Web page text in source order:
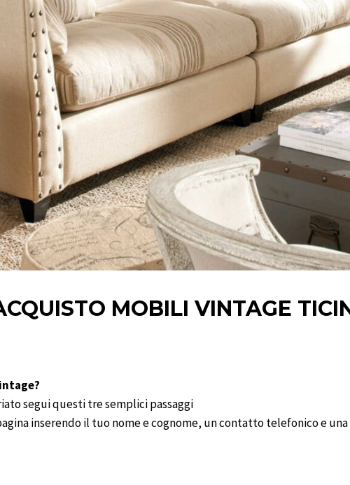
MOBILI VINTAGE
segui questi tre semplici passaggi
inserendo il tuo nome e cognome, un contatto telefonico e una